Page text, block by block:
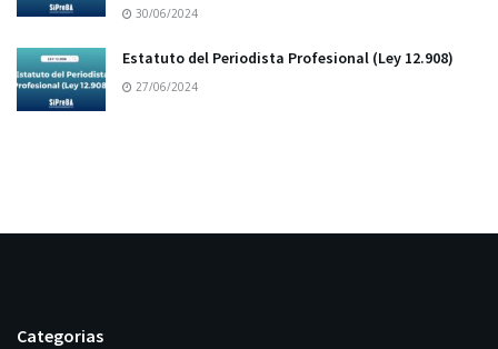
30/06/2024
Estatuto del Periodista Profesional (Ley 12.908)
27/06/2024
Categorias